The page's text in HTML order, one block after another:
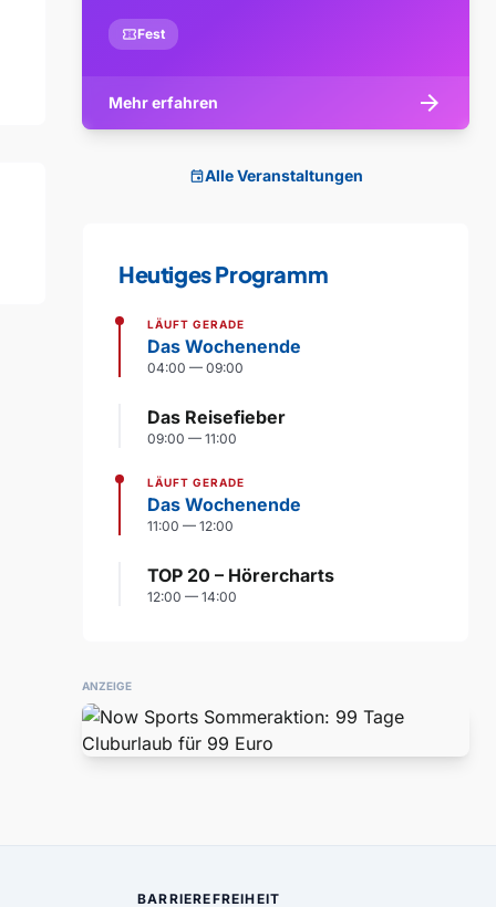
confirmation_numberFest
Mehr erfahren arrow_forward
eventAlle Veranstaltungen
Heutiges Programm
LÄUFT GERADE
Das Wochenende
04:00 — 09:00
Das Reisefieber
09:00 — 11:00
LÄUFT GERADE
Das Wochenende
11:00 — 12:00
TOP 20 – Hörercharts
12:00 — 14:00
ANZEIGE
BARRIEREFREIHEIT